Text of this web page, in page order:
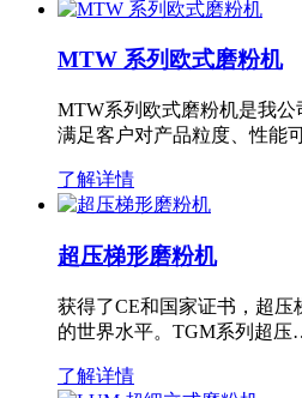
MTW 系列欧式磨粉机
MTW系列欧式磨粉机是我
满足客户对产品粒度、性能
了解详情
超压梯形磨粉机
获得了CE和国家证书，超
的世界水平。TGM系列超
了解详情